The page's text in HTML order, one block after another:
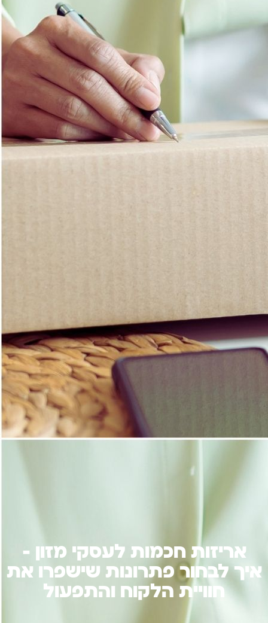
אריזות חכמות לעסקי מזון –
איך לבחור פתרונות שישפרו את
חוויית הלקוח והתפעול